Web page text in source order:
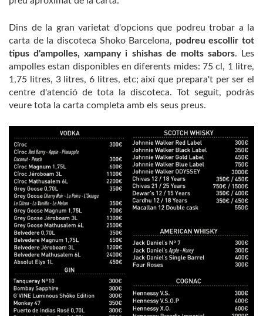
Dins de la gran varietat d'opcions que podreu trobar a la
carta de la discoteca Shoko Barcelona, podreu escollir tot
tipus d'ampolles, xampany i shishas de molts sabors. Les
ampolles estan disponibles en diferents mides: 75 cl, 1 litre,
1,75 litres, 3 litres, 6 litres, etc; així que prepara't per ser el
centre d'atenció de tota la discoteca. Tot seguit, podràs
veure tota la carta completa amb els seus preus.